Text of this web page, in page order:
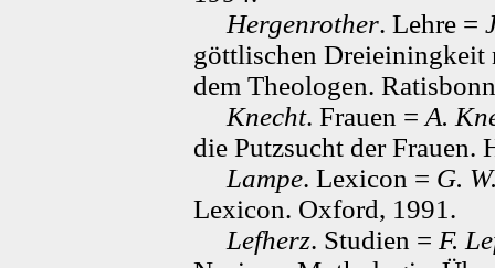
Hergenrother. Lehre =
göttlischen Dreieiningkeit
dem Theologen.
Knecht. Frauen = A.
die Putzsucht der Frauen.
Lampe. Lexicon = G.
Lexicon. Oxford, 1991.
Lefherz. Studien = F.